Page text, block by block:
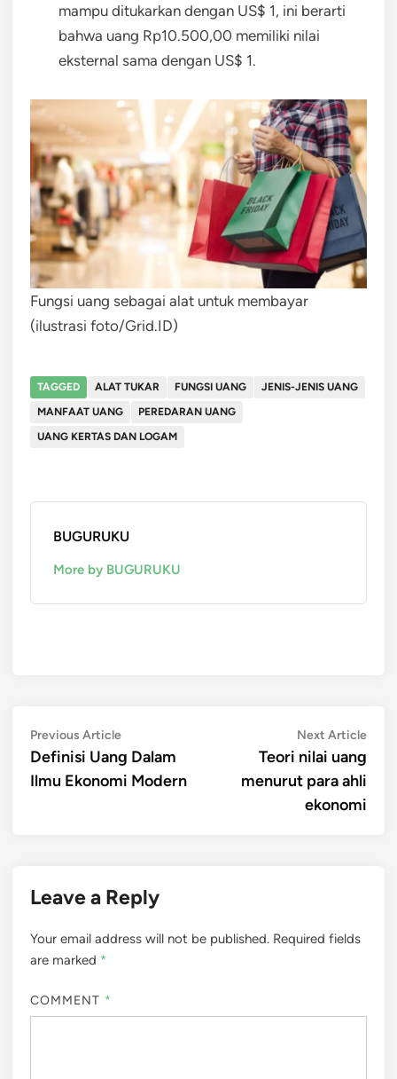
mampu ditukarkan dengan US$ 1, ini berarti
bahwa uang Rp10.500,00 memiliki nilai
eksternal sama dengan US$ 1.
Fungsi uang sebagai alat untuk membayar
(ilustrasi foto/Grid.ID)
TAGGED ALAT TUKAR FUNGSI UANG
JENIS-JENIS UANG
MANFAAT UANG
PEREDARAN UANG
UANG KERTAS DAN LOGAM
BUGURUKU
More by BUGURUKU
Post
navigation
Previous ArticlePrevious
article:
Definisi Uang Dalam
Ilmu Ekonomi Modern
Next ArticleNext
Teori nilai uang
menurut para ahli
ekonomi
Leave a Reply
Your email address will not be published. Required fields
are marked *
COMMENT *